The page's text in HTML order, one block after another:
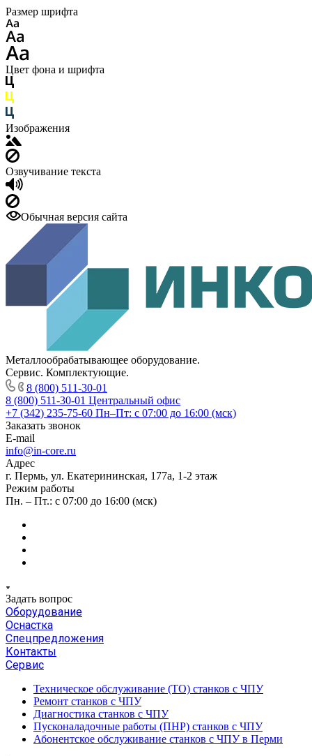
Размер шрифта
Цвет фона и шрифта
Изображения
Озвучивание текста
Обычная версия сайта
Металлообрабатывающее оборудование.
Сервис. Комплектующие.
8 (800) 511-30-01
8 (800) 511-30-01 Центральный офис
+7 (342) 235-75-60 Пн–Пт: с 07:00 до 16:00 (мск)
Заказать звонок
E-mail
info@in-core.ru
Адрес
г. Пермь, ул. ​Екатерининская, 177а, ​1-2 этаж
Режим работы
Пн. – Пт.: с 07:00 до 16:00 (мск)
Задать вопрос
Оборудование
Оснастка
Спецпредложения
Контакты
Сервис
Техническое обслуживание (ТО) станков с ЧПУ
Ремонт станков с ЧПУ
Диагностика станков с ЧПУ
Пусконаладочные работы (ПНР) станков с ЧПУ
Абонентское обслуживание станков с ЧПУ в Перми